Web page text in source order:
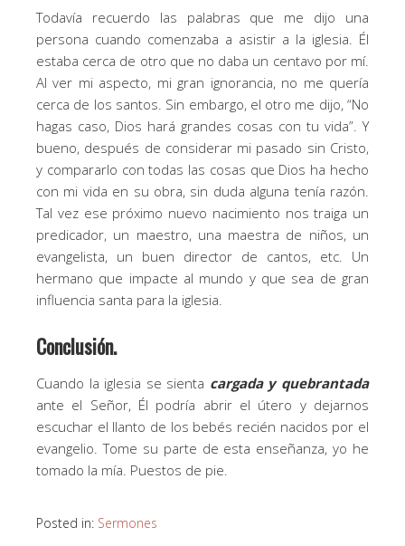
Todavía recuerdo las palabras que me dijo una
persona cuando comenzaba a asistir a la iglesia. Él
estaba cerca de otro que no daba un centavo por mí.
Al ver mi aspecto, mi gran ignorancia, no me quería
cerca de los santos. Sin embargo, el otro me dijo, “No
hagas caso, Dios hará grandes cosas con tu vida”. Y
bueno, después de considerar mi pasado sin Cristo,
y compararlo con todas las cosas que Dios ha hecho
con mi vida en su obra, sin duda alguna tenía razón.
Tal vez ese próximo nuevo nacimiento nos traiga un
predicador, un maestro, una maestra de niños, un
evangelista, un buen director de cantos, etc. Un
hermano que impacte al mundo y que sea de gran
influencia santa para la iglesia.
Conclusión.
Cuando la iglesia se sienta cargada y quebrantada
ante el Señor, Él podría abrir el útero y dejarnos
escuchar el llanto de los bebés recién nacidos por el
evangelio. Tome su parte de esta enseñanza, yo he
tomado la mía. Puestos de pie.
Posted in: Sermones